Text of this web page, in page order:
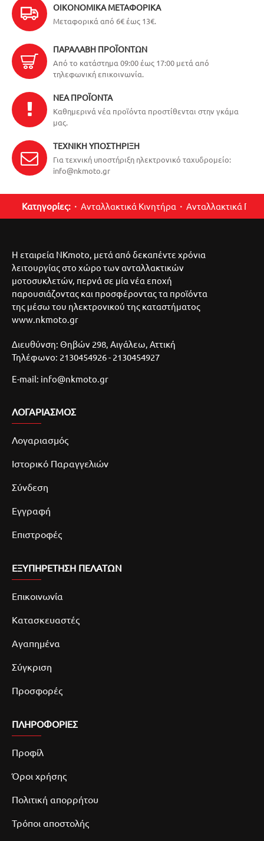
ΟΙΚΟΝΟΜΙΚΆ ΜΕΤΑΦΟΡΙΚΆ
Μεταφορικά από 6€ έως 13€.
ΠΑΡΑΛΑΒΉ ΠΡΟΪΌΝΤΩΝ
Από το κατάστημα 09:00 έως 17:00 μετά από
τηλεφωνική επικοινωνία.
ΝΈΑ ΠΡΟΪΌΝΤΑ
Καθημερινά νέα προϊόντα προστίθενται στην γκάμα
μας.
ΤΕΧΝΙΚΉ ΥΠΟΣΤΉΡΙΞΗ
Για τεχνική υποστήριξη ηλεκτρονικό ταχυδρομείο:
info@nkmoto.gr
Κατηγορίες: Ανταλλακτικά Κινητήρα Ανταλλακτικά
Η εταιρεία NKmoto, μετά από δεκαπέντε χρόνια
λειτουργίας στο χώρο των ανταλλακτικών
μοτοσυκλετών, περνά σε μία νέα εποχή
παρουσιάζοντας και προσφέροντας τα προϊόντα
της μέσω του ηλεκτρονικού της καταστήματος
www.nkmoto.gr
Διευθύνση: Θηβών 298, Αιγάλεω, Αττική
Τηλέφωνο: 2130454926 - 2130454927
E-mail: info@nkmoto.gr
ΛΟΓΑΡΙΑΣΜΌΣ
Λογαριασμός
Ιστορικό Παραγγελιών
Σύνδεση
Εγγραφή
Επιστροφές
ΕΞΥΠΗΡΕΤΗΣΗ ΠΕΛΑΤΩΝ
Επικοινωνία
Κατασκευαστές
Αγαπημένα
Σύγκριση
Προσφορές
ΠΛΗΡΟΦΟΡΙΕΣ
Προφίλ
Όροι χρήσης
Πολιτική απορρήτου
Τρόποι αποστολής